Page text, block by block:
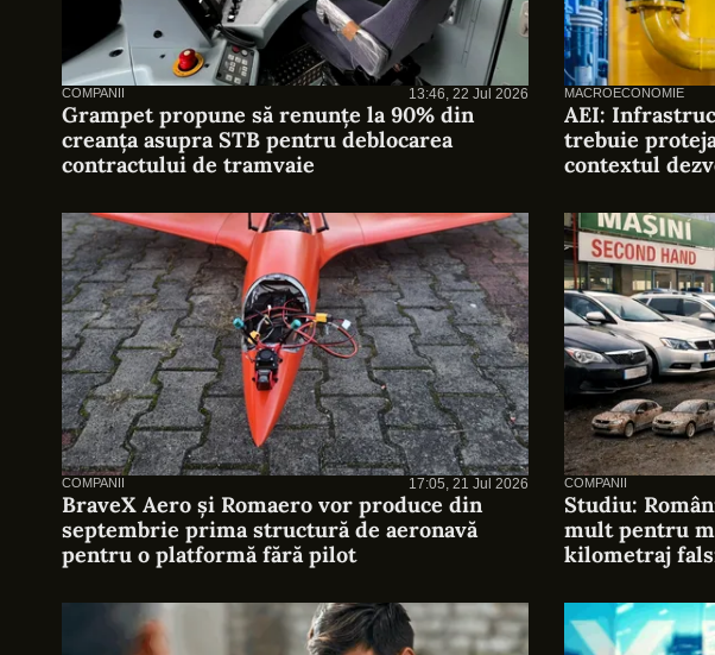
COMPANII 13:46, 22 Jul 2026
Grampet propune să renunțe la 90% din
creanța asupra STB pentru deblocarea
contractului de tramvaie
MACROECONOMIE
AEI:
trebuie
contextul
COMPANII 17:05, 21 Jul 2026
BraveX Aero și Romaero vor produce din
septembrie prima structură de aeronavă
pentru o platformă fără pilot
COMPANII
Studiu:
mult pentru
kilometraj